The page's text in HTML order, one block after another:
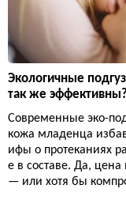
Экологичные
так же эффективны?
Современные эко-
кожа младенца
ифы о протеканиях
е в составе. Да, цена
— или хотя бы